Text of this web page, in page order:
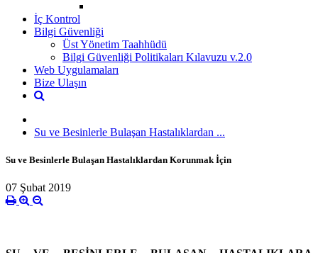
İç Kontrol
Bilgi Güvenliği
Üst Yönetim Taahhüdü
Bilgi Güvenliği Politikaları Kılavuzu v.2.0
Web Uygulamaları
Bize Ulaşın
Su ve Besinlerle Bulaşan Hastalıklardan ...
Su ve Besinlerle Bulaşan Hastalıklardan Korunmak İçin
07 Şubat 2019